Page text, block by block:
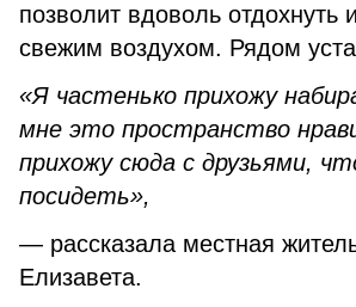
позволит вдоволь отдохнуть
свежим воздухом. Рядом
«Я частенько прихожу
мне это пространство
прихожу сюда с друзьями,
посидеть»,
— рассказала местная
Елизавета.